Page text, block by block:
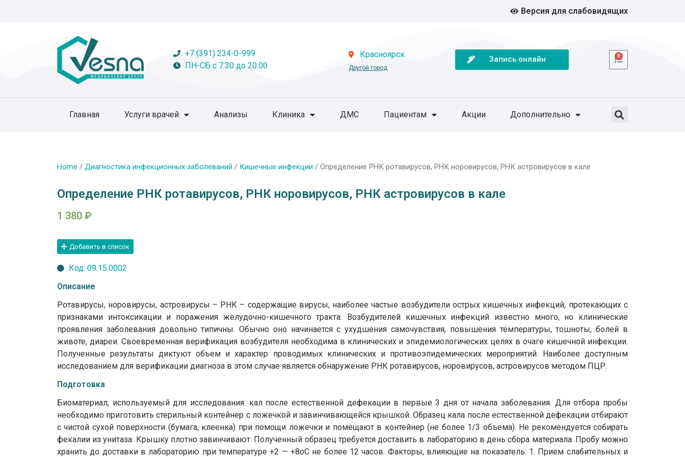
Версия для слабовидящих
+7 (391) 234-0-999
ПН-СБ с 7:30 до 20:00
Красноярск
Другой город
Запись онлайн 0
Главная Услуги врачей Анализы Клиника ДМС Пациентам Акции Дополнительно
Home / Диагностика инфекционных заболеваний / Кишечные инфекции / Определение РНК ротавирусов, РНК норовирусов, РНК астровирусов в кале
Определение РНК ротавирусов, РНК норовирусов, РНК астровирусов в кале
1 380 ₽
Добавить в список
Код: 09.15.0002
Описание
Ротавирусы, норовирусы, астровирусы – РНК – содержащие вирусы, наиболее частые возбудители острых кишечных инфекций, протекающих с
признаками интоксикации и поражения желудочно-кишечного тракта. Возбудителей кишечных инфекций известно много, но клинические
проявления заболевания довольно типичны. Обычно оно начинается с ухудшения самочувствия, повышения температуры, тошноты, болей в
животе, диареи. Своевременная верификация возбудителя необходима в клинических и эпидемиологических целях в очаге кишечной инфекции.
Полученные результаты диктуют объем и характер проводимых клинических и противоэпидемических мероприятий. Наиболее доступным
исследованием для верификации диагноза в этом случае является обнаружение РНК ротавирусов, норовирусов, астровирусов методом ПЦР.
Подготовка
Биоматериал, используемый для исследования: кал после естественной дефекации в первые 3 дня от начала заболевания. Для отбора пробы
необходимо приготовить стерильный контейнер с ложечкой и завинчивающейся крышкой. Образец кала после естественной дефекации отбирают
с чистой сухой поверхности (бумага, клеенка) при помощи ложечки и помещают в контейнер (не более 1/3 объема). Не рекомендуется собирать
фекалии из унитаза. Крышку плотно завинчивают. Полученный образец требуется доставить в лабораторию в день сбора материала. Пробу можно
хранить до доставки в лабораторию при температуре +2 — +8оС не более 12 часов. Факторы, влияющие на показатель: 1. Прием слабительных и